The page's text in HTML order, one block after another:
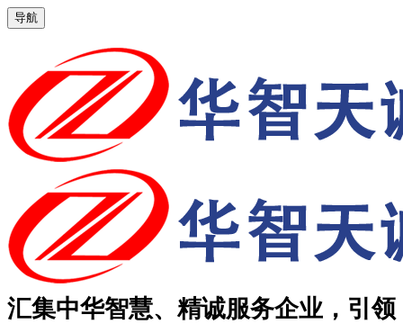
导航
汇集中华智慧、精诚服务企业，引领